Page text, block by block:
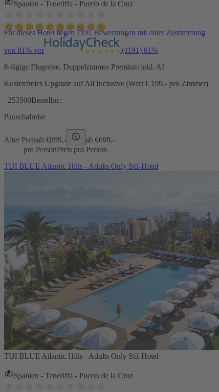
Spanien - Teneriffa - Puerto de la Cruz
Für dieses Hotel liegen 1191 Bewertungen mit einer Zustimmung
von 81% vor (1191) 81%
8-tägige Flugreise, Doppelzimmer Premium inkl. AI
Kostenfreies Upgrade auf All Inclusive (Wert € 199.- pro Zimmer)
253500Bestellnr.:
Pauschalreise
Alter Preisab €899,- ab €699,-
pro PersonPreis pro Person
TUI BLUE Atlantic Hills - Adults Only Stil-Hotel
TUI BLUE Atlantic Hills - Adults Only Stil-Hotel
Spanien - Teneriffa - Puerto de la Cruz